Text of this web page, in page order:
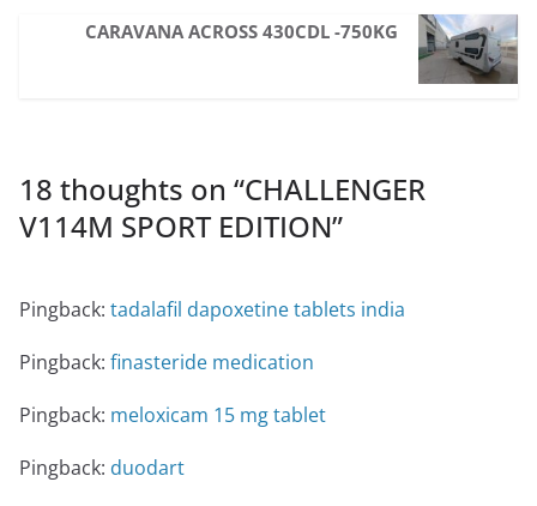
CARAVANA ACROSS 430CDL -750KG
18 thoughts on “CHALLENGER
V114M SPORT EDITION”
Pingback: tadalafil dapoxetine tablets india
Pingback: finasteride medication
Pingback: meloxicam 15 mg tablet
Pingback: duodart